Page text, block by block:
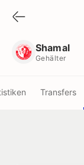
Shamal
Gehälter
Transfers